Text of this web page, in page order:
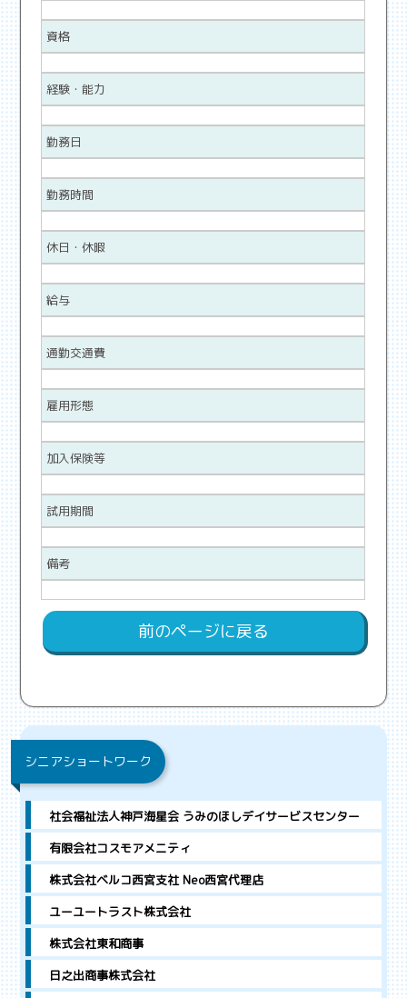
資格
経験・能力
勤務日
勤務時間
休日・休暇
給与
通勤交通費
雇用形態
加入保険等
試用期間
備考
前のページに戻る
シニアショートワーク
社会福祉法人神戸海星会 うみのほしデイサービスセンター
有限会社コスモアメニティ
株式会社ベルコ西宮支社 Neo西宮代理店
ユーユートラスト株式会社
株式会社東和商事
日之出商事株式会社